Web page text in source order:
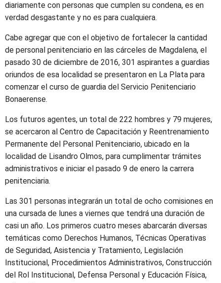
diariamente con personas que cumplen su condena, es en
verdad desgastante y no es para cualquiera.
Cabe agregar que con el objetivo de fortalecer la cantidad
de personal penitenciario en las cárceles de Magdalena, el
pasado 30 de diciembre de 2016, 301 aspirantes a guardias
oriundos de esa localidad se presentaron en La Plata para
comenzar el curso de guardia del Servicio Penitenciario
Bonaerense.
Los futuros agentes, un total de 222 hombres y 79 mujeres,
se acercaron al Centro de Capacitación y Reentrenamiento
Permanente del Personal Penitenciario, ubicado en la
localidad de Lisandro Olmos, para cumplimentar trámites
administrativos e iniciar el pasado 9 de enero la carrera
penitenciaria.
Las 301 personas integrarán un total de ocho comisiones en
una cursada de lunes a viernes que tendrá una duración de
casi un año. Los primeros cuatro meses abarcarán diversas
temáticas como Derechos Humanos, Técnicas Operativas
de Seguridad, Asistencia y Tratamiento, Legislación
Institucional, Procedimientos Administrativos, Construcción
del Rol Institucional, Defensa Personal y Educación Física,